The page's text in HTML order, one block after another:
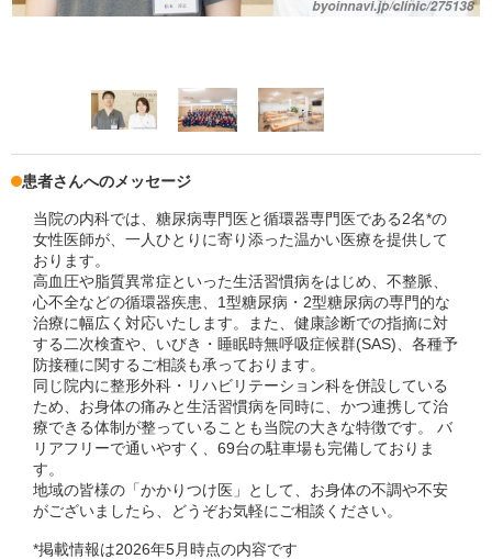
患者さんへのメッセージ
当院の内科では、糖尿病専門医と循環器専門医である2名*の
女性医師が、一人ひとりに寄り添った温かい医療を提供して
おります。
高血圧や脂質異常症といった生活習慣病をはじめ、不整脈、
心不全などの循環器疾患、1型糖尿病・2型糖尿病の専門的な
治療に幅広く対応いたします。また、健康診断での指摘に対
する二次検査や、いびき・睡眠時無呼吸症候群(SAS)、各種予
防接種に関するご相談も承っております。
同じ院内に整形外科・リハビリテーション科を併設している
ため、お身体の痛みと生活習慣病を同時に、かつ連携して治
療できる体制が整っていることも当院の大きな特徴です。 バ
リアフリーで通いやすく、69台の駐車場も完備しておりま
す。
地域の皆様の「かかりつけ医」として、お身体の不調や不安
がございましたら、どうぞお気軽にご相談ください。
*掲載情報は2026年5月時点の内容です